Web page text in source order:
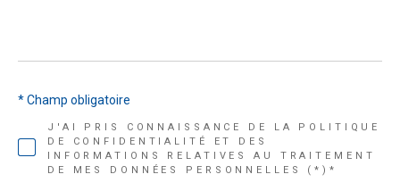
J'AI PRIS CONNAISSANCE DE LA POLITIQUE
DE CONFIDENTIALITÉ ET DES
INFORMATIONS RELATIVES AU TRAITEMENT
DE MES DONNÉES PERSONNELLES (*)*
* Champ obligatoire